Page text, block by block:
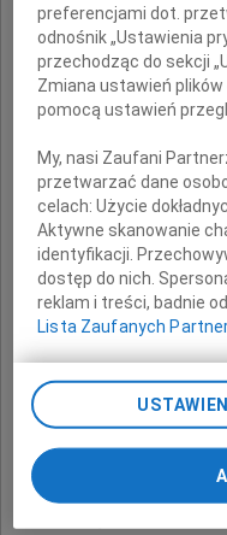
24 kwietnia 2010 roku
założyciel Wiejskiej Galerii
24 kwietnia 2010 roku
wraz ze mną przeżywają tą
Rodzinie i wszystkim
nasze serdeczne współczucie
Z ogromnym żalem i
współpracownika
Z głębokim żalem
ludowej Rodzinie i Bliskim
preferencjami dot.
odnośnik „Ustawienia
przechodząc do sekcji
Zmiana ustawień
pomocą ustawień
My, nasi Zaufani
przetwarzać dane
celach:Użycie
Aktywne skanowanie
identyfikacji.
dostęp do nich.
reklam i treści, badnie
Lista Zaufanych